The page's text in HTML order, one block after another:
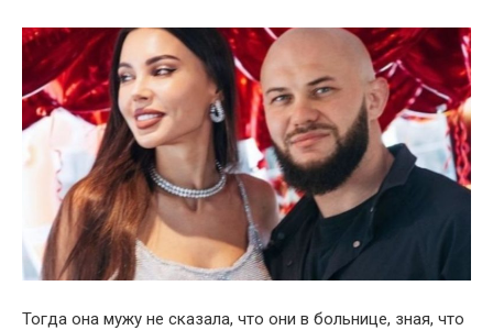
Тогда она мужу не сказала, что они в больнице, зная, что